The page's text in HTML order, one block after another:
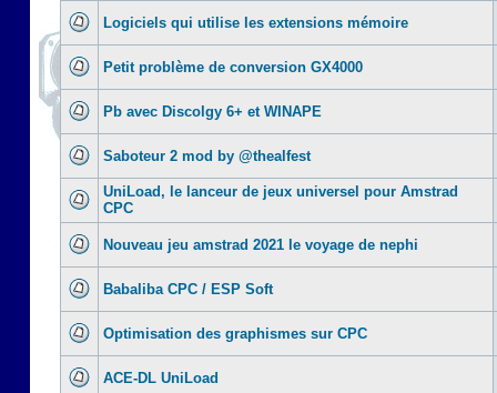
Logiciels qui utilise les extensions mémoire
Petit problème de conversion GX4000
Pb avec Discolgy 6+ et WINAPE
Saboteur 2 mod by @thealfest
UniLoad, le lanceur de jeux universel pour Amstrad
CPC
Nouveau jeu amstrad 2021 le voyage de nephi
Babaliba CPC / ESP Soft
Optimisation des graphismes sur CPC
ACE-DL UniLoad